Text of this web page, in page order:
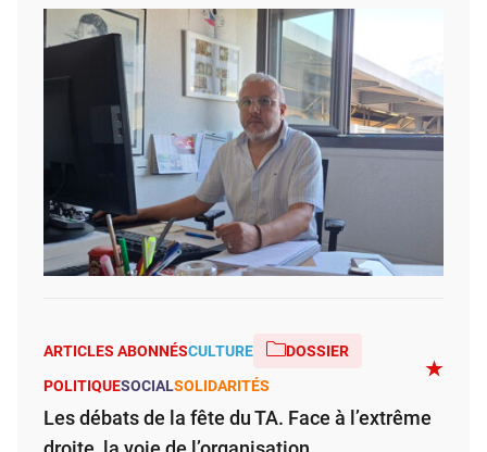
ARTICLES ABONNÉSCULTURE
DOSSIER
POLITIQUESOCIALSOLIDARITÉS
Les débats de la fête du TA. Face à l’extrême